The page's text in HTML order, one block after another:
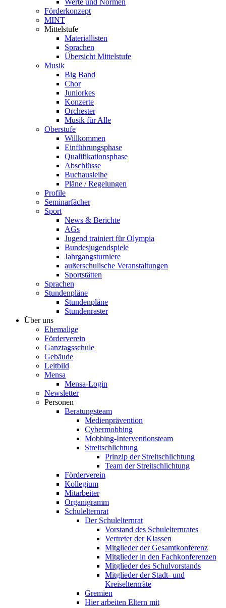
Förderkonzept
MINT
Mittelstufe
Materiallisten
Sprachen
Übersicht Mittelstufe
Musik
Big Band
Chor
Juniorkes
Konzerte
Orchester
Musik für Alle
Oberstufe
Willkommen
Einführungsphase
Qualifikationsphase
Abschlüsse
Buchausleihe
Pläne / Regelungen
Profile
Seminarfächer
Sport
News & Berichte
AGs
Jugend trainiert für Olympia
Bundesjugendspiele
Jahrgangsturniere
außerschulische Veranstaltungen
Sportstätten
Sprachen
Stundenpläne
Stundenpläne
Stundenraster
Über uns
Ehemalige
Förderverein
Ganztagsschule
Gebäude
Leitbild
Mensa
Mensa-Login
Newsletter
Personen
Beratungsteam
Medienprävention
Cybermobbing
Mobbing-Interventionsteam
Streitschlichtung
Prinzip der Streitschlichtung
Team der Streitschlichtung
Förderverein
Kollegium
Mitarbeiter
Organigramm
Schulelternrat
Der Schulelternrat
Vorstand des Schulelternrates
Vertreter der Klassen
Mitglieder der Gesamtkonferenz
Mitglieder in den Fachkonferenzen
Mitglieder des Schulvorstands
Mitglieder der Stadt- und
Kreiselternräte
Gremien
Hier arbeiten Eltern mit